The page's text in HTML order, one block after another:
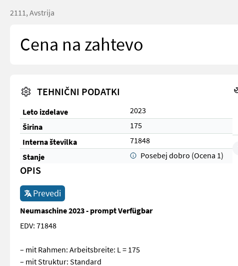
2111, Avstrija
Cena na zahtevo
TEHNIČNI PODATKI
Leto izdelave
2023
Širina
175
Interna številka
71848
Stanje
Posebej dobro (Ocena 1)
OPIS
Prevedi
Neumaschine 2023 - prompt Verfügbar
EDV: 71848
– mit Rahmen: Arbeitsbreite: L = 175
– mit Struktur: Standard